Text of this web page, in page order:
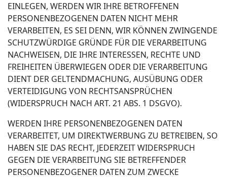
EINLEGEN, WERDEN WIR IHRE BETROFFENEN
PERSONENBEZOGENEN DATEN NICHT MEHR
VERARBEITEN, ES SEI DENN, WIR KÖNNEN ZWINGENDE
SCHUTZWÜRDIGE GRÜNDE FÜR DIE VERARBEITUNG
NACHWEISEN, DIE IHRE INTERESSEN, RECHTE UND
FREIHEITEN ÜBERWIEGEN ODER DIE VERARBEITUNG
DIENT DER GELTENDMACHUNG, AUSÜBUNG ODER
VERTEIDIGUNG VON RECHTSANSPRÜCHEN
(WIDERSPRUCH NACH ART. 21 ABS. 1 DSGVO).
WERDEN IHRE PERSONENBEZOGENEN DATEN
VERARBEITET, UM DIREKTWERBUNG ZU BETREIBEN, SO
HABEN SIE DAS RECHT, JEDERZEIT WIDERSPRUCH
GEGEN DIE VERARBEITUNG SIE BETREFFENDER
PERSONENBEZOGENER DATEN ZUM ZWECKE